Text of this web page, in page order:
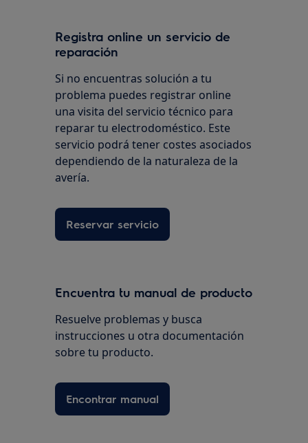
Registra online un servicio de
reparación
Si no encuentras solución a tu
problema puedes registrar online
una visita del servicio técnico para
reparar tu electrodoméstico. Este
servicio podrá tener costes asociados
dependiendo de la naturaleza de la
avería.
Reservar servicio
Encuentra tu manual de producto
Resuelve problemas y busca
instrucciones u otra documentación
sobre tu producto.
Encontrar manual